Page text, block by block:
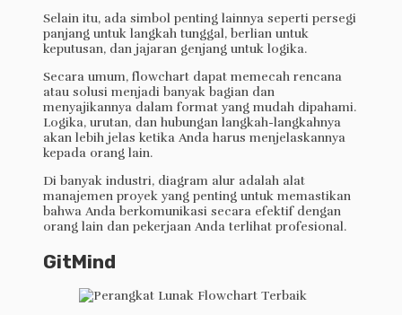
Selain itu, ada simbol penting lainnya seperti persegi
panjang untuk langkah tunggal, berlian untuk
keputusan, dan jajaran genjang untuk logika.
Secara umum, flowchart dapat memecah rencana
atau solusi menjadi banyak bagian dan
menyajikannya dalam format yang mudah dipahami.
Logika, urutan, dan hubungan langkah-langkahnya
akan lebih jelas ketika Anda harus menjelaskannya
kepada orang lain.
Di banyak industri, diagram alur adalah alat
manajemen proyek yang penting untuk memastikan
bahwa Anda berkomunikasi secara efektif dengan
orang lain dan pekerjaan Anda terlihat profesional.
GitMind